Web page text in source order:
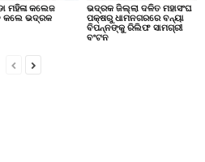
ମହିଳା କଲେଜ
କଲେ ଭଦ୍ରକ
ଭଦ୍ରକ ଜିଲ୍ଲା ଦଳିତ ମହାସଂଘ
ପକ୍ଷରୁ ଧାମନଗରରେ ବନ୍ୟା
ବିପନ୍ନଙ୍କୁ ରିଲିଫ ସାମଗ୍ରୀ
ବଂଟନ